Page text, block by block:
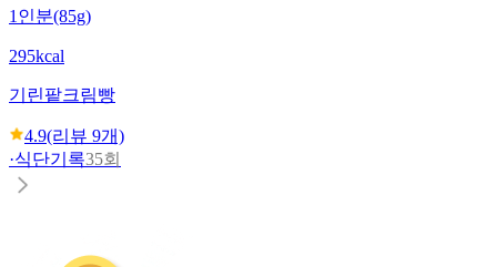
1인분(85g)
295kcal
기린팥크림빵
4.9(리뷰 9개)
·식단기록35회